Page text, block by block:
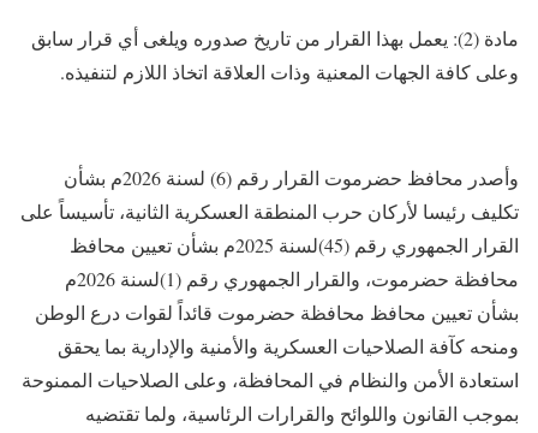
مادة (2): يعمل بهذا القرار من تاريخ صدوره ويلغى أي قرار سابق
وعلى كافة الجهات المعنية وذات العلاقة اتخاذ اللازم لتنفيذه.
وأصدر محافظ حضرموت القرار رقم (6) لسنة 2026م بشأن
تكليف رئيسا لأركان حرب المنطقة العسكرية الثانية، تأسيساً على
القرار الجمهوري رقم (45)لسنة 2025م بشأن تعيين محافظ
محافظة حضرموت، والقرار الجمهوري رقم (1)لسنة 2026م
بشأن تعيين محافظ محافظة حضرموت قائداً لقوات درع الوطن
ومنحه كآفة الصلاحيات العسكرية والأمنية والإدارية بما يحقق
استعادة الأمن والنظام في المحافظة، وعلى الصلاحيات الممنوحة
بموجب القانون واللوائح والقرارات الرئاسية، ولما تقتضيه